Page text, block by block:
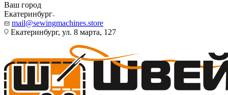
Ваш город
Екатеринбург
mail@sewingmachines.store
Екатеринбург, ул. 8 марта, 127